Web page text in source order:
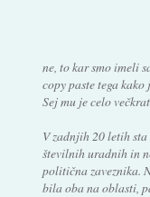
ne, to kar smo imeli
copy paste tega
Sej mu je celo
V zadnjih 20 letih
številnih uradnih in
politična zaveznika.
bila oba na oblasti,